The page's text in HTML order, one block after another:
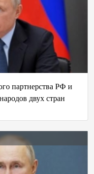
партнерства РФ и
двух стран